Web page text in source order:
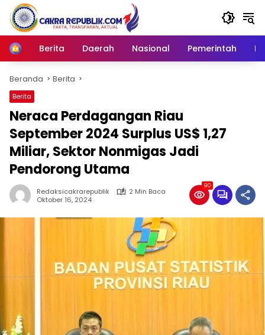
Langsung
konten
Home
Berita Daerah Nasional Pemerintah
Beranda Berita
Berita
Neraca Perdagangan Riau
September 2024 Surplus US$ 1,27
Miliar, Sektor Nonmigas Jadi
Pendorong Utama
Redaksicakrarepublik
2 Min Baca
Oktober 16, 2024
90